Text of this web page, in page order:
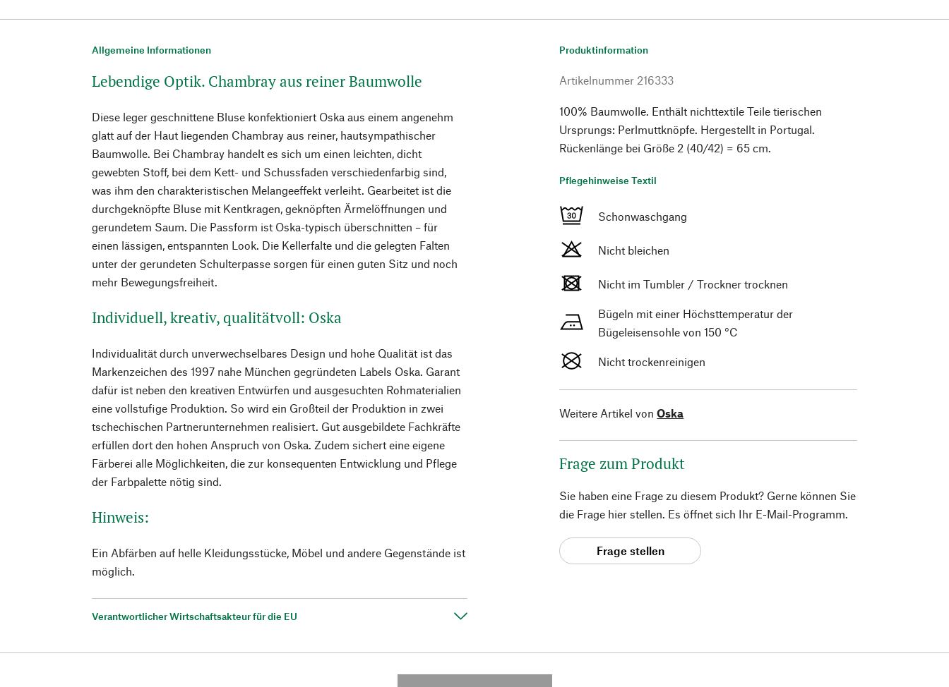
Allgemeine Informationen
Lebendige Optik. Chambray aus reiner Baumwolle
Diese leger geschnittene Bluse konfektioniert Oska aus einem angenehm
glatt auf der Haut liegenden Chambray aus reiner, hautsympathischer
Baumwolle. Bei Chambray handelt es sich um einen leichten, dicht
gewebten Stoff, bei dem Kett- und Schussfaden verschiedenfarbig sind,
was ihm den charakteristischen Melangeeffekt verleiht. Gearbeitet ist die
durchgeknöpfte Bluse mit Kentkragen, geknöpften Ärmelöffnungen und
gerundetem Saum. Die Passform ist Oska-typisch überschnitten – für
einen lässigen, entspannten Look. Die Kellerfalte und die gelegten Falten
unter der gerundeten Schulterpasse sorgen für einen guten Sitz und noch
mehr Bewegungsfreiheit.
Individuell, kreativ, qualitätvoll: Oska
Individualität durch unverwechselbares Design und hohe Qualität ist das
Markenzeichen des 1997 nahe München gegründeten Labels Oska. Garant
dafür ist neben den kreativen Entwürfen und ausgesuchten Rohmaterialien
eine vollstufige Produktion. So wird ein Großteil der Produktion in zwei
tschechischen Partnerunternehmen realisiert. Gut ausgebildete Fachkräfte
erfüllen dort den hohen Anspruch von Oska. Zudem sichert eine eigene
Färberei alle Möglichkeiten, die zur konsequenten Entwicklung und Pflege
der Farbpalette nötig sind.
Hinweis:
Ein Abfärben auf helle Kleidungsstücke, Möbel und andere Gegenstände ist
möglich.
Verantwortlicher Wirtschaftsakteur für die EU
Produktinformation
Artikelnummer 216333
100% Baumwolle. Enthält nichttextile Teile tierischen
Ursprungs: Perlmuttknöpfe. Hergestellt in Portugal.
Rückenlänge bei Größe 2 (40/42) = 65 cm.
Pflegehinweise Textil
Schonwaschgang
Nicht bleichen
Nicht im Tumbler / Trockner trocknen
Bügeln mit einer Höchsttemperatur der
Bügeleisensohle von 150 °C
Nicht trockenreinigen
Weitere Artikel von Oska
Frage zum Produkt
Sie haben eine Frage zu diesem Produkt? Gerne können Sie
die Frage hier stellen. Es öffnet sich Ihr E-Mail-Programm.
Frage stellen